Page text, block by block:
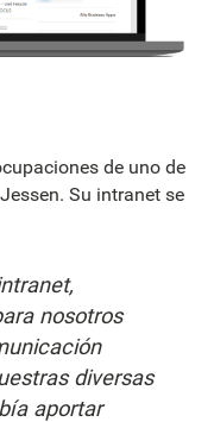
de uno de
Su intranet se
nosotros
diversas
aportar